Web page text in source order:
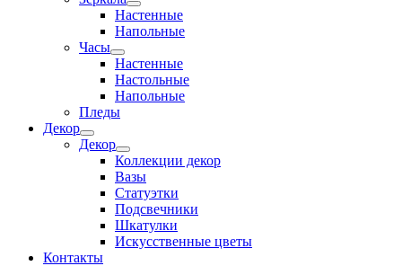
Настенные
Напольные
Часы
Настенные
Настольные
Напольные
Пледы
Декор
Декор
Коллекции декор
Вазы
Статуэтки
Подсвечники
Шкатулки
Искусственные цветы
Контакты